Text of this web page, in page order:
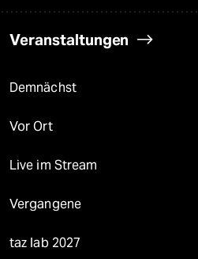
Veranstaltungen
Demnächst
Vor Ort
Live im Stream
Vergangene
taz lab 2027